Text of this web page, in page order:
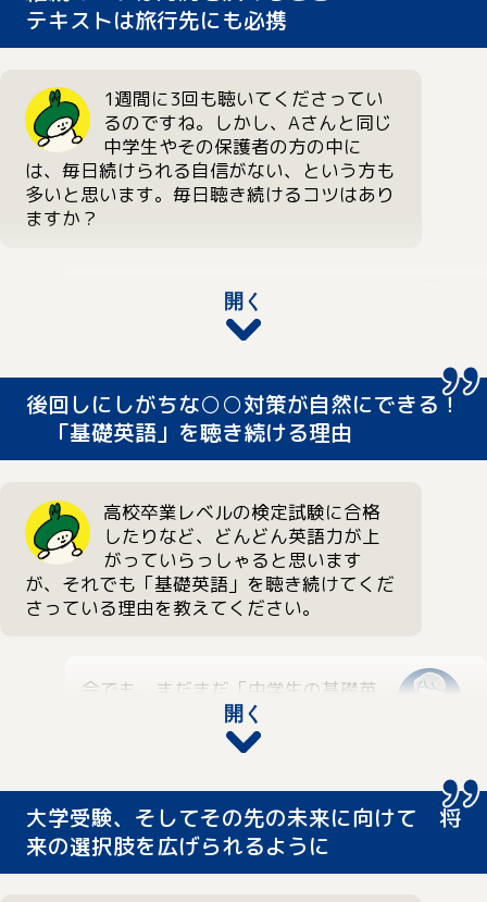
吾さんのような、人気のある方が出演されて
いるのも新鮮でした。息子も慎吾さんのボケ
る」ミスから、正しい表現を学べるのがとて
もわかりやすいですよね。放送後は息子と一
緒に、「きょうはさすがに慎吾さんも嘘つい
てたよね」「わからないふりしてたんじゃな
い？」なんて話して盛り上がっています。
Aさんが実際に使っていた2025年度「中学生の基礎
英語 レベル2」のテキスト。
構成になっています。
日曜は月～金の放送を1周ずつ復習している
ので、1週間で計3周聴いていることになりま
すね。
毎日隣で聴いていると、スピーキング練習で
息子が毎回詰まってしまう箇所がわかってく
るんです。そういった苦手なポイントを自覚
して、克服していくという意味でも、繰り返
し聴くことは非常に効果的だと感じていま
す。
ょうどいいですよね。15分って聞くととても
短く感じますけど、実際集中力が続くのって
15分が限度だと思うんです。だから、15分の
放送を2～3回繰り返して聴くのが一番なんじ
ゃないかと考えています。
テキストは旅行先にも必携
1週間に3回も聴いてくださってい
るのですね。しかし、Aさんと同じ
中学生やその保護者の方の中に
は、毎日続けられる自信がない、という方も
多いと思います。毎日聴き続けるコツはあり
ますか？
聴く時間を決めることだと思いま
す。はじめて「中学生の基礎英語 レ
ベル1」のテキストが手元に届いた
とき、表紙の放送時間一覧を見なが
ら、どの時間なら毎日リアルタイムで聴ける
か、息子と一緒に確認しました。
習以外は、必ず19時からリアルタイムで聴く
ようにしています。放送時間が近づいてくる
と「あと15分で始まるよ」とカウントダウン
しているんです。今では食事と同じように、
「基礎英語」を聴くことが生活の一部になっ
それから、お出かけや旅行先にもテキストを
持っていって、19時からの15分だけは、普段
と同じように基礎英語を聴いています。一度
習慣が崩れてしまうと元に戻すのが大変なの
連休中にさぼってしまって、追い
開く
後回しにしがちな○○対策が自然にできる！
「基礎英語」を聴き続ける理由
高校卒業レベルの検定試験に合格
したりなど、どんどん英語力が上
がっていらっしゃると思います
が、それでも「基礎英語」を聴き続けてくだ
さっている理由を教えてください。
今でも、まだまだ「中学生の基礎英
語 レベル2」でも新しい発見がたく
さんあるので、やっぱり「基礎」が
大事なんだなと感じています。
特に検定試験に向けて勉強をしていると、ど
うしても単語の暗記ばかり優先してしまっ
て、熟語や文法は後回しになってしまうんで
開く
大学受験、そしてその先の未来に向けて 将
来の選択肢を広げられるように